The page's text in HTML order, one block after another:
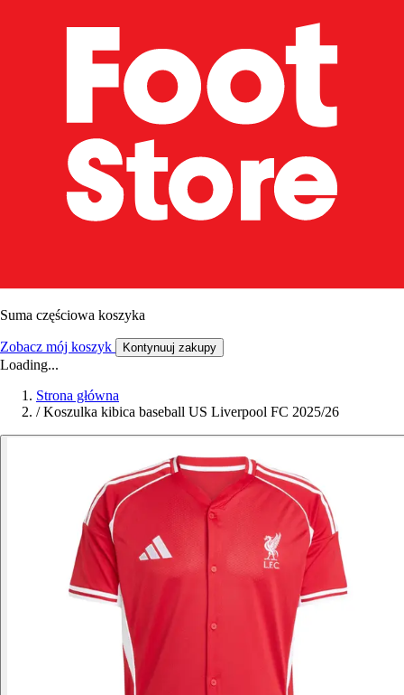
Suma częściowa koszyka
Zobacz mój koszyk Kontynuuj zakupy
Loading...
Strona główna
/ Koszulka kibica baseball US Liverpool FC 2025/26